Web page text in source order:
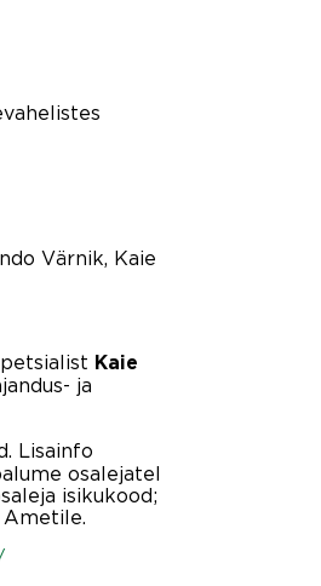
Värnik, Kaie
Kaie
ja
Lisainfo
osalejatel
isikukood;
Ametile.